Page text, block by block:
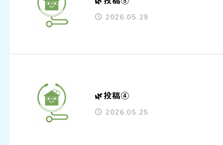
2026.05.29
🌿投稿④
2026.05.25